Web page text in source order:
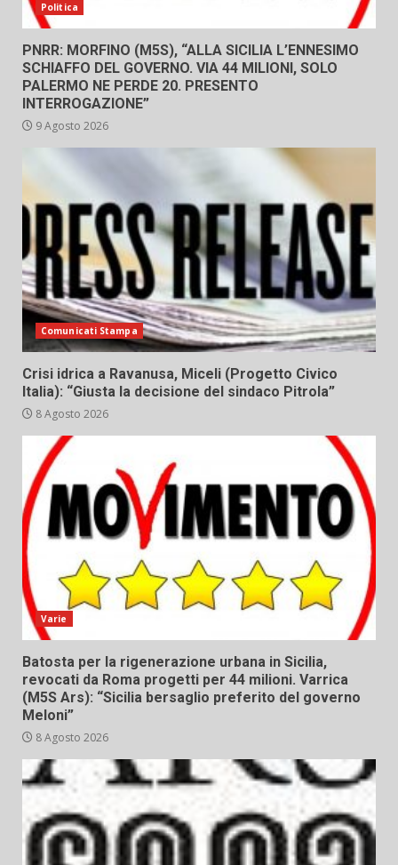
Politica
PNRR: MORFINO (M5S), “ALLA SICILIA L’ENNESIMO
SCHIAFFO DEL GOVERNO. VIA 44 MILIONI, SOLO
PALERMO NE PERDE 20. PRESENTO
INTERROGAZIONE”
9 Agosto 2026
Comunicati Stampa
Crisi idrica a Ravanusa, Miceli (Progetto Civico
Italia): “Giusta la decisione del sindaco Pitrola”
8 Agosto 2026
Varie
Batosta per la rigenerazione urbana in Sicilia,
revocati da Roma progetti per 44 milioni. Varrica
(M5S Ars): “Sicilia bersaglio preferito del governo
Meloni”
8 Agosto 2026